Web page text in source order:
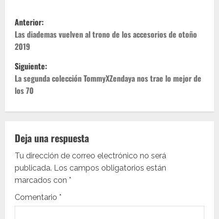
N
a
v
e
g
c
i
ó
n
Anterior:
Las diademas vuelven al trono de los accesorios de otoño
2019
Siguiente:
La segunda colección TommyXZendaya nos trae lo mejor de
los 70
Deja una respuesta
Tu dirección de correo electrónico no será
publicada. Los campos obligatorios están
marcados con *
Comentario *